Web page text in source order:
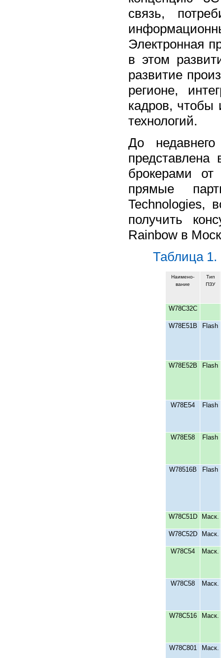
связь,
Электронная
в этом
развитие
регионе,
кадров, чтобы
технологий.
До
брокерами
прямые
Technologies,
получить
Rainbow в
Таблица 1.
Наимено-
вание
Тип
ПЗУ
W78C32C
W78Е51В Flash
W78Е52В Flash
W78Е54 Flash
W78Е58 Flash
W78516В Flash
W78С51D Маск.
W78С52D Маск.
W78С54 Маск.
W78С58 Маск.
W78С516 Маск.
W78С801 Маск.